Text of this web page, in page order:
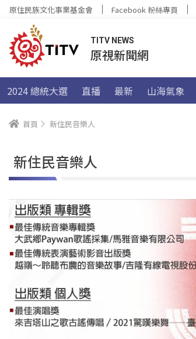
原住民族文化事業基金會 Facebook 粉絲專頁
TITV NEWS
原視新聞網
2024 總統大選 直播 最新 山海氣象
首頁 新住民音樂人
新住民音樂人